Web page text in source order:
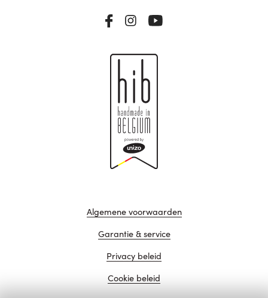
Algemene voorwaarden
Garantie & service
Privacy beleid
Cookie beleid